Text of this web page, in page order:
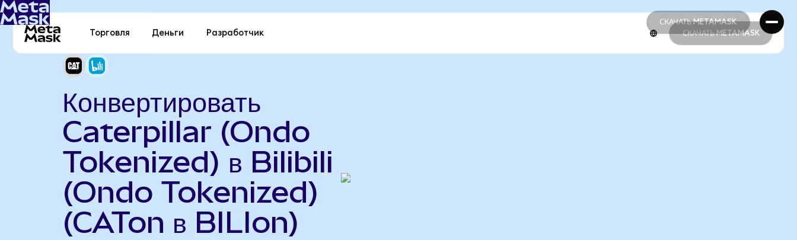
СКАЧАТЬ METAMASK
СКАЧАТЬ METAMASK
Торговля Деньги Разработчик СКАЧАТЬ METAMASK
Конвертировать
Caterpillar (Ondo
Tokenized) в Bilibili
(Ondo Tokenized)
(CATon в BILIon)